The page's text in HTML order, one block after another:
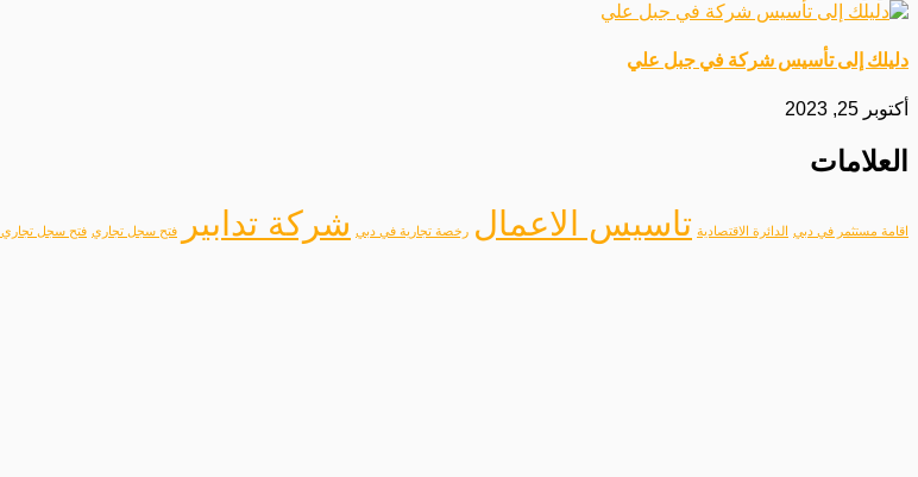
دليلك إلى تأسيس شركة في جبل علي
أكتوبر 25, 2023
العلامات
اقامة مستثمر في دبي الدائرة الاقتصادية تاسيس الاعمال رخصة تجارية في دبي شركة تدابير فتح سجل تجاري فتح سجل